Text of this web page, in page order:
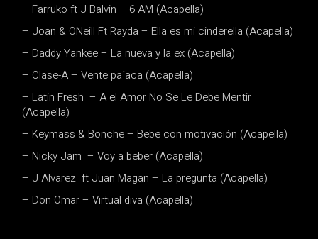
– Farruko ft J Balvin – 6 AM (Acapella)
– Joan & ONeill Ft Rayda – Ella es mi cinderella (Acapella)
– Daddy Yankee – La nueva y la ex (Acapella)
– Clase-A – Vente pa´aca (Acapella)
– Latin Fresh – A el Amor No Se Le Debe Mentir
(Acapella)
– Keymass & Bonche – Bebe con motivación (Acapella)
– Nicky Jam – Voy a beber (Acapella)
– J Alvarez ft Juan Magan – La pregunta (Acapella)
– Don Omar – Virtual diva (Acapella)